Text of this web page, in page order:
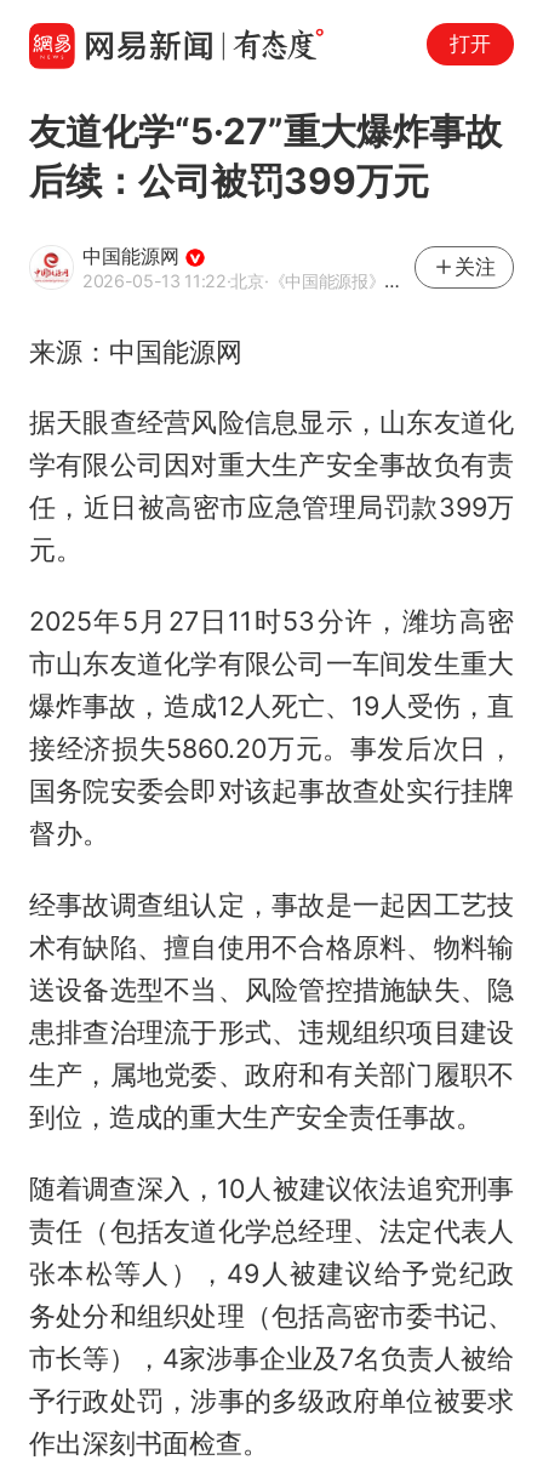
打开
友道化学“5·27”重大爆炸事故
后续：公司被罚399万元
中国能源网
2026-05-13 11:22·北京·《中国能源报》官方账号
关注
来源：中国能源网
据天眼查经营风险信息显示，山东友道化
学有限公司因对重大生产安全事故负有责
任，近日被高密市应急管理局罚款399万
元。
2025年5月27日11时53分许，潍坊高密
市山东友道化学有限公司一车间发生重大
爆炸事故，造成12人死亡、19人受伤，直
接经济损失5860.20万元。事发后次日，
国务院安委会即对该起事故查处实行挂牌
督办。
经事故调查组认定，事故是一起因工艺技
术有缺陷、擅自使用不合格原料、物料输
送设备选型不当、风险管控措施缺失、隐
患排查治理流于形式、违规组织项目建设
生产，属地党委、政府和有关部门履职不
到位，造成的重大生产安全责任事故。
随着调查深入，10人被建议依法追究刑事
责任（包括友道化学总经理、法定代表人
张本松等人），49人被建议给予党纪政
务处分和组织处理（包括高密市委书记、
市长等），4家涉事企业及7名负责人被给
予行政处罚，涉事的多级政府单位被要求
作出深刻书面检查。